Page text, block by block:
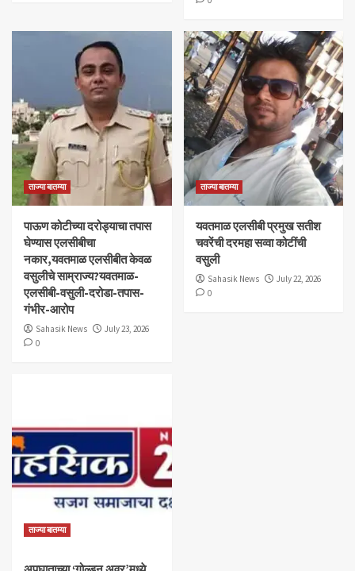
ताज्या बातम्या
पाऊण कोटीच्या दरोड्याचा तपास
घेण्यास एलसीबीचा
नकार,यवतमाळ एलसीबीत केवळ
वसुलीचे साम्राज्य?यवतमाळ-
एलसीबी-वसुली-दरोडा-तपास-
गंभीर-आरोप
Sahasik News
July 23, 2026
0
ताज्या बातम्या
यवतमाळ एलसीबी प्रमुख सतीश
चवरेंची दरमहा सव्वा कोटींची
वसुली
Sahasik News
July 22, 2026
0
ताज्या बातम्या